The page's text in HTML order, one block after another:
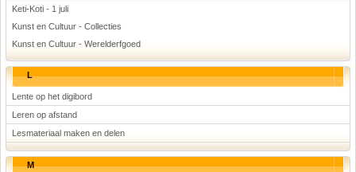
Keti-Koti - 1 juli
Kunst en Cultuur - Collecties
Kunst en Cultuur - Werelderfgoed
L
Lente op het digibord
Leren op afstand
Lesmateriaal maken en delen
M